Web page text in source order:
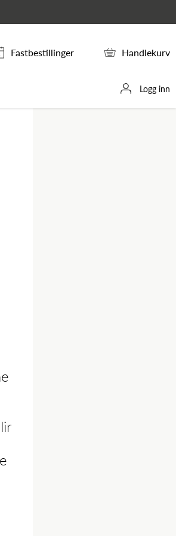
Fastbestillinger Handlekurv
Logg inn